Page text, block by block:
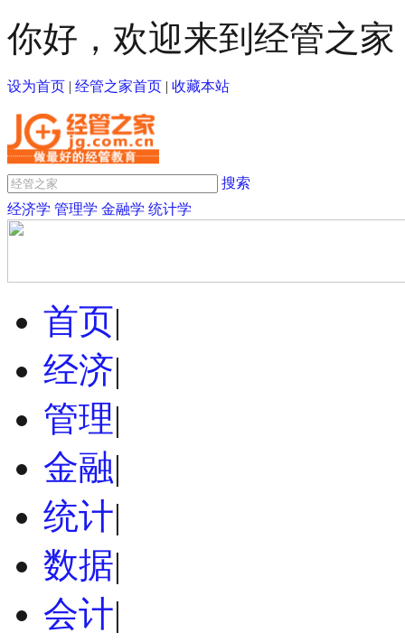
你好，欢迎来到经管之家
设为首页 | 经管之家首页 | 收藏本站
搜索
经济学 管理学 金融学 统计学
首页|
经济|
管理|
金融|
统计|
数据|
会计|